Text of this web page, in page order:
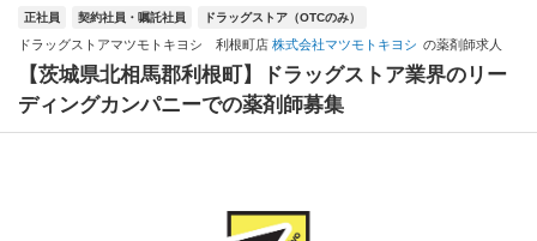
正社員 契約社員・嘱託社員 ドラッグストア（OTCのみ）
ドラッグストアマツモトキヨシ 利根町店 株式会社マツモトキヨシ の薬剤師求人
【茨城県北相馬郡利根町】ドラッグストア業界のリー
ディングカンパニーでの薬剤師募集